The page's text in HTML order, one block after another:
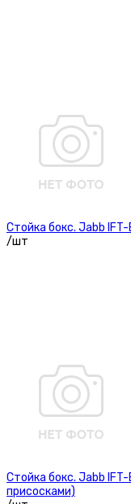
Стойка бокс. Jabb
/шт
Стойка бокс. Jabb
присосками)